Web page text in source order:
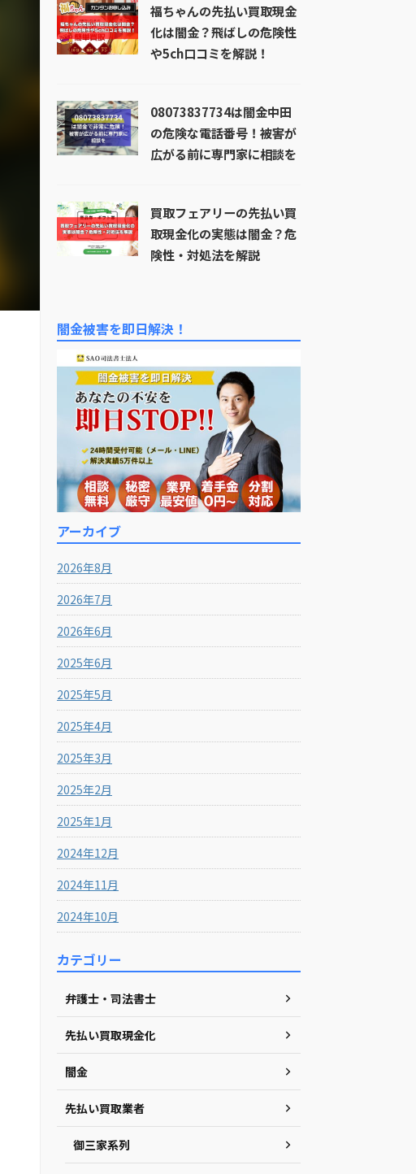
福ちゃんの先払い買取現金
化は闇金？飛ばしの危険性
や5ch口コミを解説！
08073837734は闇金中田
の危険な電話番号！被害が
広がる前に専門家に相談を
買取フェアリーの先払い買
取現金化の実態は闇金？危
険性・対処法を解説
闇金被害を即日解決！
アーカイブ
2026年8月
2026年7月
2026年6月
2025年6月
2025年5月
2025年4月
2025年3月
2025年2月
2025年1月
2024年12月
2024年11月
2024年10月
カテゴリー
弁護士・司法書士
先払い買取現金化
闇金
先払い買取業者
御三家系列